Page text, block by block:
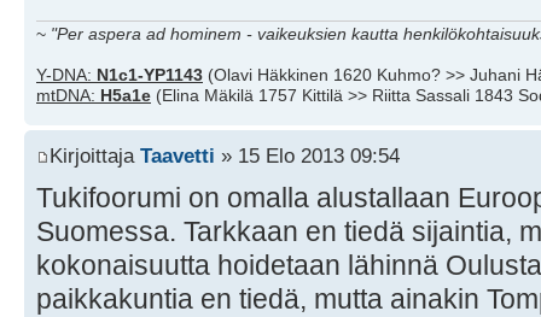
~ "Per aspera ad hominem - vaikeuksien kautta
Y-DNA: N1c1-YP1143 (Olavi Häkkinen 1620 Kuhmo? >> Juhani
mtDNA: H5a1e (Elina Mäkilä 1757 Kittilä >> Riitta Sassali 1843
Kirjoittaja Taavetti » 15 Elo 2013 09:54
Tukifoorumi on omalla alustallaan
Suomessa. Tarkkaan en tiedä sijaintia,
kokonaisuutta hoidetaan lähinnä
paikkakuntia en tiedä, mutta ainakin